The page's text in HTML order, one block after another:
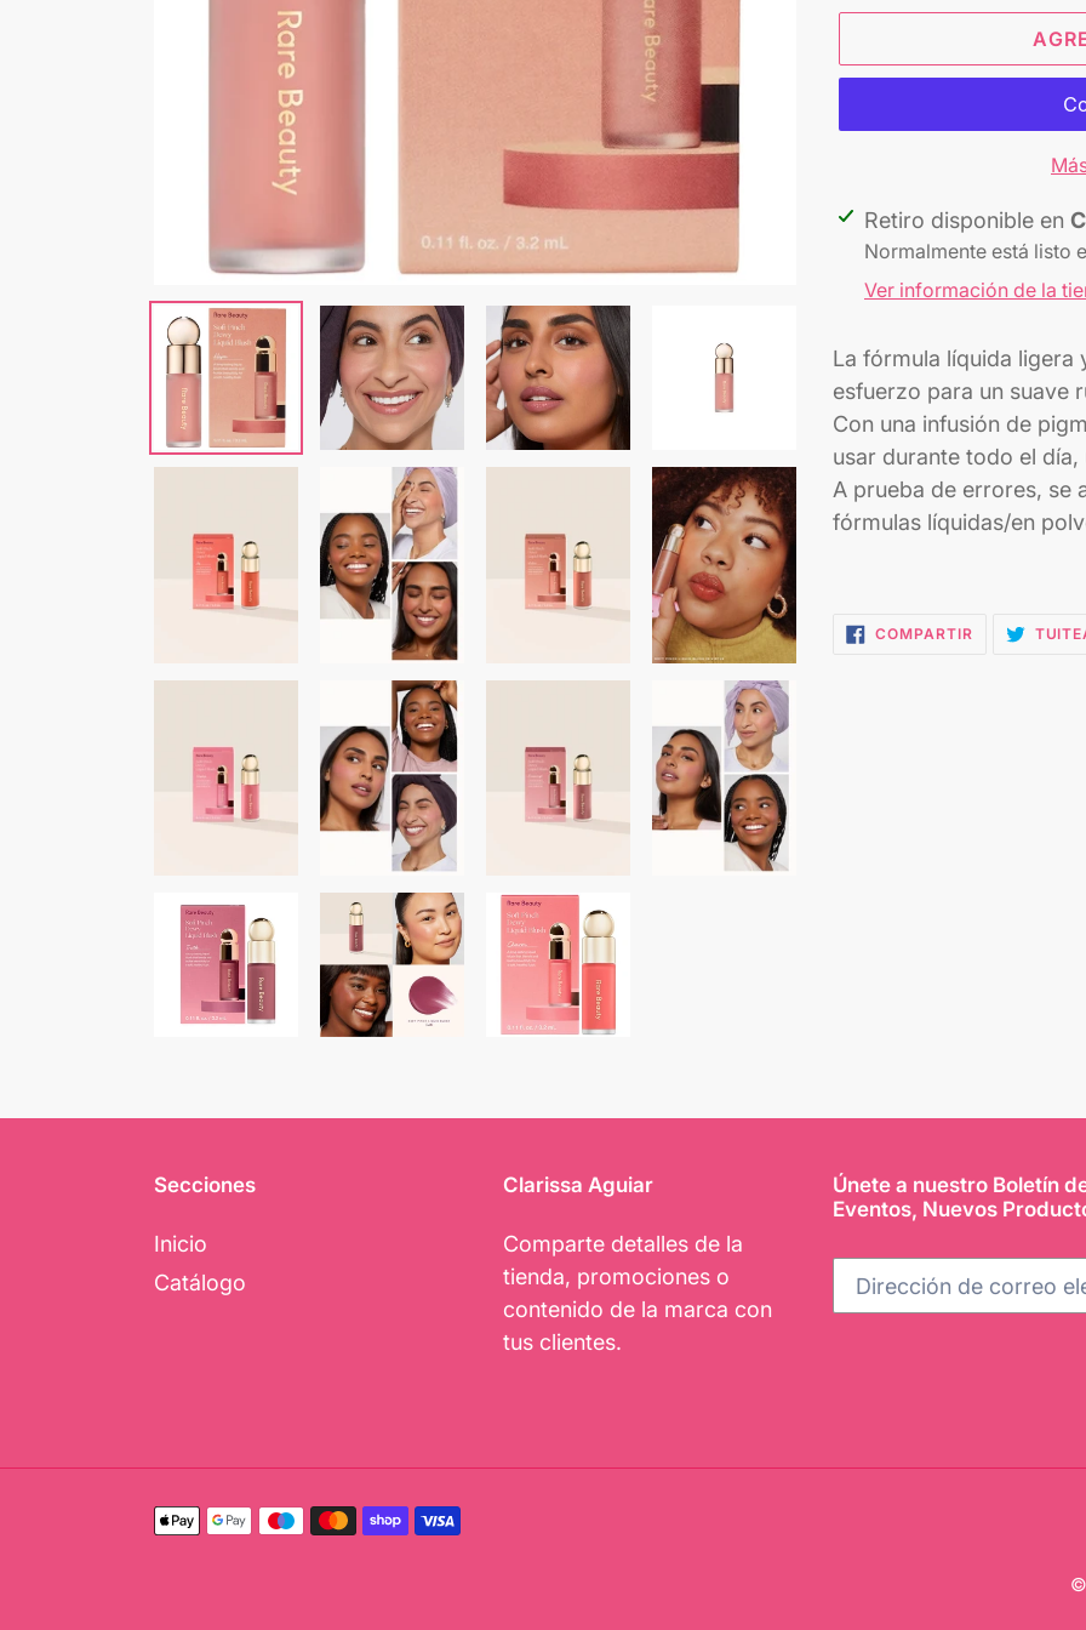
Agregando
producto
tu
carrito
Retiro disponible en
Normalmente está listo
Ver información de la
La fórmula líquida ligera
esfuerzo para un suave
Con una infusión de
usar durante todo el
A prueba de errores, se
fórmulas líquidas/en
COMPARTIRCOMPARTIR
EN
Secciones
Inicio
Catálogo
Clarissa Aguiar
Comparte detalles de la
tienda, promociones o
contenido de la marca con
tus clientes.
Únete a nuestro Boletín
Eventos, Nuevos
Métodos